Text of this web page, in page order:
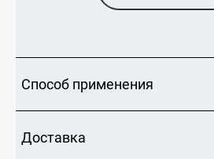
Способ применения
Доставка